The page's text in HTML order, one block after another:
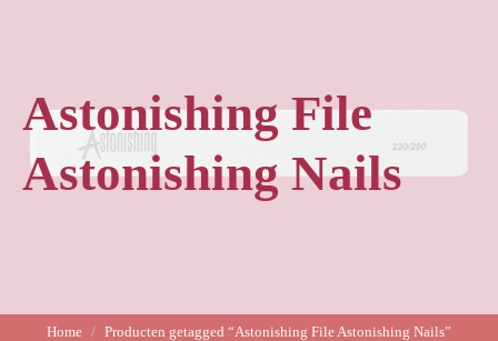
Astonishing File
Astonishing Nails
Home Producten getagged “Astonishing File Astonishing Nails”